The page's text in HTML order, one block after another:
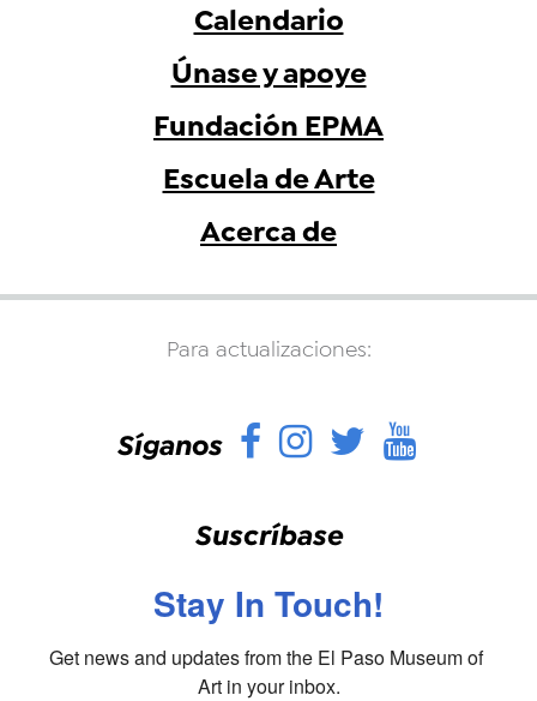
Calendario
Únase y apoye
Fundación EPMA
Escuela de Arte
Acerca de
Para actualizaciones:
Síganos Facebook
Instagram
Twitter
Suscríbase
Stay In Touch!
Get news and updates from the El Paso Museum of
Art in your inbox.